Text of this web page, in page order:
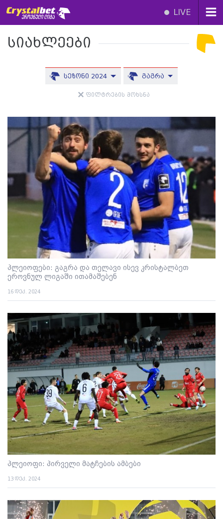
LIVE
სიახლეები
სეზონი 2024 გაგრა
ფილტრების მოხსნა
პლეიოფები: გაგრა და თელავი ისევ კრისტალბეთ
ეროვნულ ლიგაში ითამაშებენ
16 დეკ. 2024
პლეიოფი: პირველი მატჩების ამბები
13 დეკ. 2024